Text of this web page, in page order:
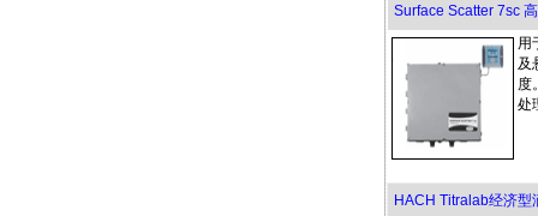
Surface Scatter 7sc
用
及
度
处
HACH Titralab经济型